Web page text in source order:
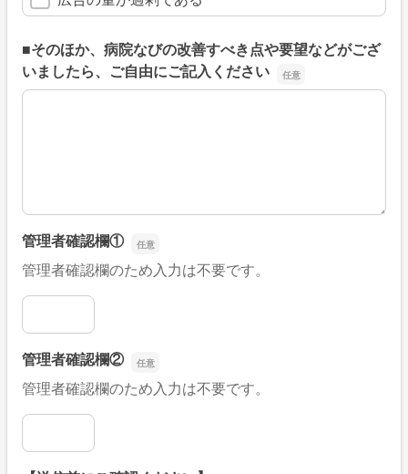
■そのほか、病院なびの改善すべき点や要望などがござ
いましたら、ご自由にご記入ください
■そのほか、病院なびの改善すべき点や要望などがござい
管理者確認欄①
管理者確認欄のため入力は不要です。
管理者確認欄①
管理者確認欄②
管理者確認欄のため入力は不要です。
管理者確認欄②